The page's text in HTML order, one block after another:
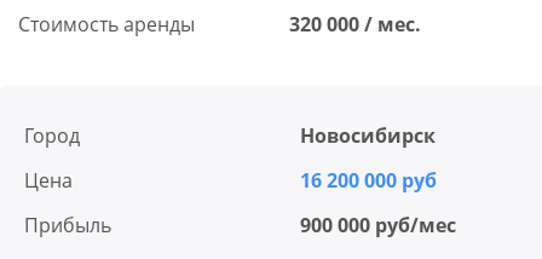
Стоимость аренды
320 000 / мес.
Город
Новосибирск
Цена
16 200 000 руб
Прибыль
900 000 руб/мес